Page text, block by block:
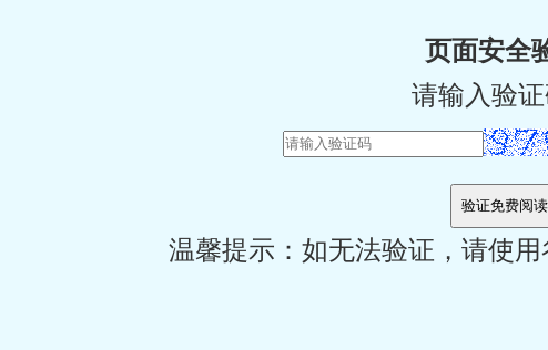
页面安全
请输入验证
温馨提示：如无法验证，请使用